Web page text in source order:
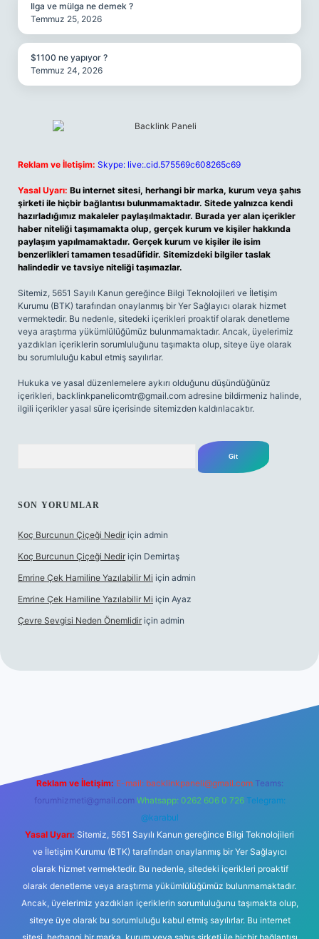
Ilga ve mülga ne demek ?
Temmuz 25, 2026
$1100 ne yapıyor ?
Temmuz 24, 2026
Reklam ve İletişim: Skype: live:.cid.575569c608265c69
Yasal Uyarı: Bu internet sitesi, herhangi bir marka, kurum veya şahıs
şirketi ile hiçbir bağlantısı bulunmamaktadır. Sitede yalnızca kendi
hazırladığımız makaleler paylaşılmaktadır. Burada yer alan içerikler
haber niteliği taşımamakta olup, gerçek kurum ve kişiler hakkında
paylaşım yapılmamaktadır. Gerçek kurum ve kişiler ile isim
benzerlikleri tamamen tesadüfidir. Sitemizdeki bilgiler taslak
halindedir ve tavsiye niteliği taşımazlar.
Sitemiz, 5651 Sayılı Kanun gereğince Bilgi Teknolojileri ve İletişim
Kurumu (BTK) tarafından onaylanmış bir Yer Sağlayıcı olarak hizmet
vermektedir. Bu nedenle, sitedeki içerikleri proaktif olarak denetleme
veya araştırma yükümlülüğümüz bulunmamaktadır. Ancak, üyelerimiz
yazdıkları içeriklerin sorumluluğunu taşımakta olup, siteye üye olarak
bu sorumluluğu kabul etmiş sayılırlar.
Hukuka ve yasal düzenlemelere aykırı olduğunu düşündüğünüz
içerikleri, backlinkpanelicomtr@gmail.com adresine bildirmeniz halinde,
ilgili içerikler yasal süre içerisinde sitemizden kaldırılacaktır.
SON YORUMLAR
Koç Burcunun Çiçeği Nedir için admin
Koç Burcunun Çiçeği Nedir için Demirtaş
Emrine Çek Hamiline Yazılabilir Mi için admin
Emrine Çek Hamiline Yazılabilir Mi için Ayaz
Çevre Sevgisi Neden Önemlidir için admin
Reklam ve İletişim: E-mail: backlinkpaneli@gmail.com Teams:
forumhizmeti@gmail.com Whatsapp: 0262 606 0 726 Telegram:
@karabul
Yasal Uyarı: Sitemiz, 5651 Sayılı Kanun gereğince Bilgi Teknolojileri
ve İletişim Kurumu (BTK) tarafından onaylanmış bir Yer Sağlayıcı
olarak hizmet vermektedir. Bu nedenle, sitedeki içerikleri proaktif
olarak denetleme veya araştırma yükümlülüğümüz bulunmamaktadır.
Ancak, üyelerimiz yazdıkları içeriklerin sorumluluğunu taşımakta olup,
siteye üye olarak bu sorumluluğu kabul etmiş sayılırlar. Bu internet